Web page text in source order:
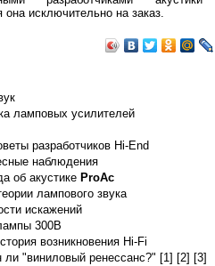
(max) 230 mA Plate Dissipation (max) 40 W
она исключительно на заказ.
ламповых усилителей
разработчиков Hi-End
наблюдения
об акустике ProAc
лампового звука
искажений
300B
возникновения Hi-Fi
"виниловый ренессанс?" [1] [2] [3]